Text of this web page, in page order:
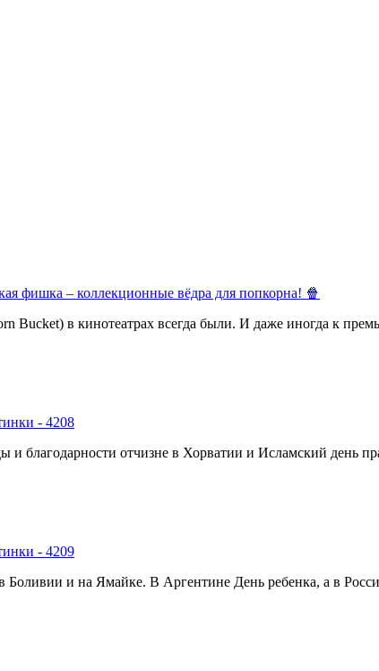
фишка – коллекционные вёдра для попкорна! 🍿
Bucket) в кинотеатрах всегда были. И даже иногда к
- 4208
и благодарности отчизне в Хорватии и Исламский
- 4209
Боливии и на Ямайке. В Аргентине День ребенка, а в